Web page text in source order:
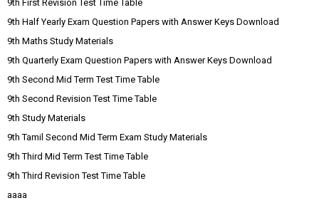
9th First Revision Test Time Table
9th Half Yearly Exam Question Papers with Answer Keys Download
9th Maths Study Materials
9th Quarterly Exam Question Papers with Answer Keys Download
9th Second Mid Term Test Time Table
9th Second Revision Test Time Table
9th Study Materials
9th Tamil Second Mid Term Exam Study Materials
9th Third Mid Term Test Time Table
9th Third Revision Test Time Table
aaaa